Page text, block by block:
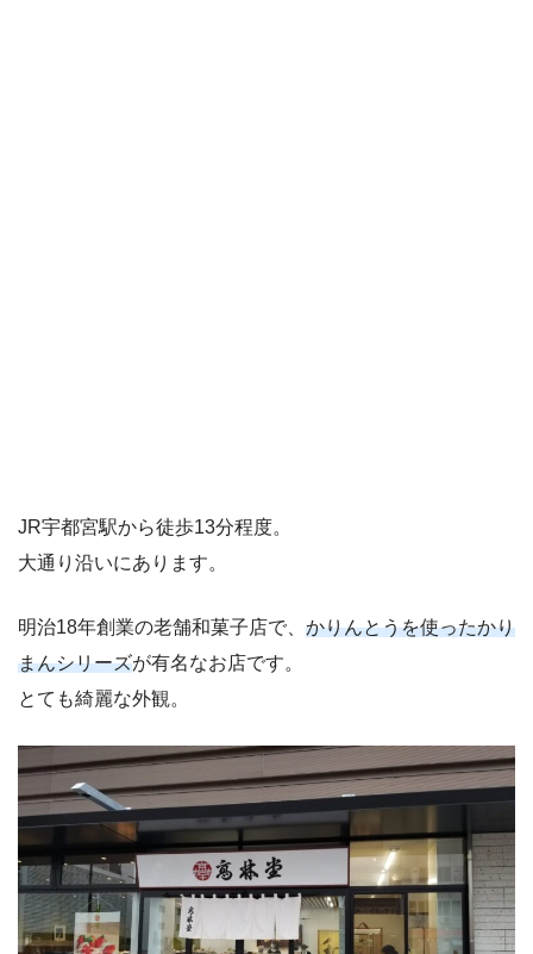
JR宇都宮駅から徒歩13分程度。
大通り沿いにあります。
明治18年創業の老舗和菓子店で、 かりんとうを使ったかり
まんシリーズが有名なお店です。
とても綺麗な外観。